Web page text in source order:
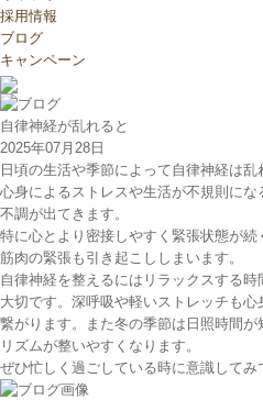
採用情報
ブログ
キャンペーン
自律神経が乱れると
2025年07月28日
日頃の生活や季節によって自律神経は乱
心身によるストレスや生活が不規則にな
不調が出てきます。
特に心とより密接しやすく緊張状態が続
筋肉の緊張も引き起こししまいます。
自律神経を整えるにはリラックスする時
大切です。深呼吸や軽いストレッチも心
繋がります。また冬の季節は日照時間が
リズムが整いやすくなります。
ぜひ忙しく過ごしている時に意識してみ